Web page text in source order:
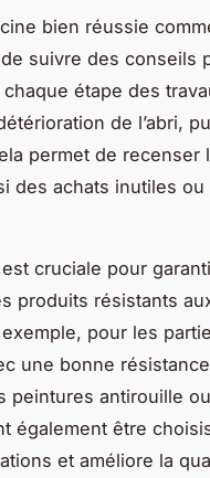
bien réussie
suivre des conseils
étape des
de l’abri,
permet de recenser
des achats inutiles
cruciale pour
produits résistants
pour les
une bonne
peintures antirouille
également être
et améliore la